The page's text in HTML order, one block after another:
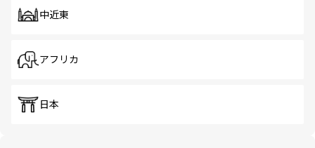
中近東
アフリカ
日本